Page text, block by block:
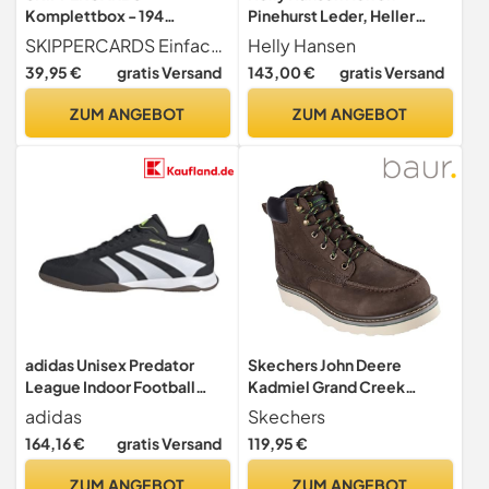
Komplettbox - 194
Sportboot Lernkarten -
Seezeichen,
Lichterführung,
Schallsignale - Ideales
Sportbootführerschein
SKIPPERCARDS Einfach clever lernen
39,95 € gratis Versand
ZUM ANGEBOT
Pinehurst Leder, Heller
Espresso, 42
Helly Hansen
143,00 € gratis Versand
ZUM ANGEBOT
adidas Unisex Predator
League Indoor Football
Boots, Core Black/Cloud
White/Lucid Lemon, 43 1/3
EU
adidas
164,16 € gratis Versand
ZUM ANGEBOT
Skechers John Deere
Kadmiel Grand Creek
Stiefelette für Herren,
Schokobraun, Größe 41,
schokoladenbraun, 42 EU
Skechers
119,95 €
ZUM ANGEBOT